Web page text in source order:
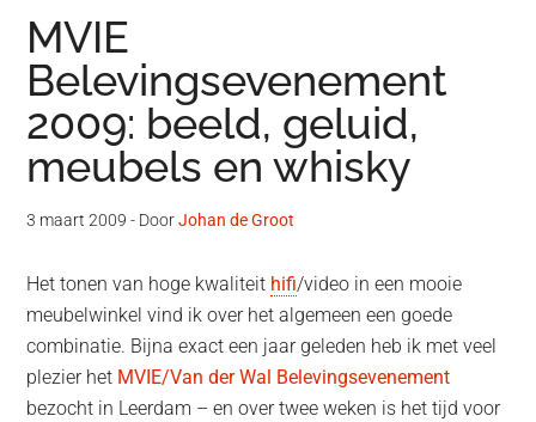
MVIE
Belevingsevenement
2009: beeld, geluid,
meubels en whisky
3 maart 2009 - DoorJohan de Groot
Het tonen van hoge kwaliteit hifi/video in een mooie
meubelwinkel vind ik over het algemeen een goede
combinatie. Bijna exact een jaar geleden heb ik met veel
plezier het MVIE/Van der Wal Belevingsevenement
bezocht in Leerdam – en over twee weken is het tijd voor